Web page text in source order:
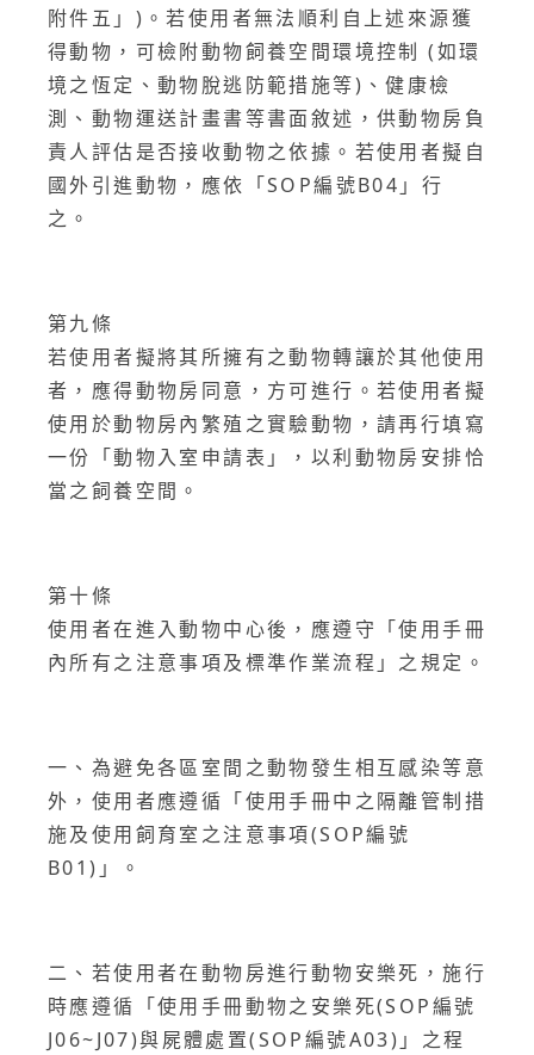
附件五」)。若使用者無法順利自上述來源獲
得動物，可檢附動物飼養空間環境控制 (如環
境之恆定、動物脫逃防範措施等)、健康檢
測、動物運送計畫書等書面敘述，供動物房負
責人評估是否接收動物之依據。若使用者擬自
國外引進動物，應依「SOP編號B04」行
之。
第九條
若使用者擬將其所擁有之動物轉讓於其他使用
者，應得動物房同意，方可進行。若使用者擬
使用於動物房內繁殖之實驗動物，請再行填寫
一份「動物入室申請表」，以利動物房安排恰
當之飼養空間。
第十條
使用者在進入動物中心後，應遵守「使用手冊
內所有之注意事項及標準作業流程」之規定。
一、為避免各區室間之動物發生相互感染等意
外，使用者應遵循「使用手冊中之隔離管制措
施及使用飼育室之注意事項(SOP編號
B01)」。
二、若使用者在動物房進行動物安樂死，施行
時應遵循「使用手冊動物之安樂死(SOP編號
J06~J07)與屍體處置(SOP編號A03)」之程